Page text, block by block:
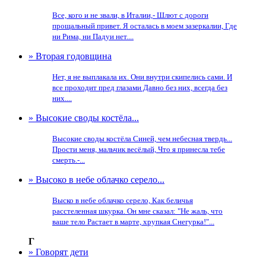
Все, кого и не звали, в Италии,- Шлют с дороги
прощальный привет. Я осталась в моем зазеркалии, Где
ни Рима, ни Падуи нет....
» Вторая годовщина
Нет, я не выплакала их. Они внутри скипелись сами. И
все проходит пред глазами Давно без них, всегда без
них....
» Высокие своды костёла...
Высокие своды костёла Синей, чем небесная твердь...
Прости меня, мальчик весёлый, Что я принесла тебе
смерть.-...
» Высоко в небе облачко серело...
Выско в небе облачко серело, Как беличья
расстеленная шкурка. Он мне сказал: "Не жаль, что
ваше тело Растает в марте, хрупкая Снегурка!"...
Г
» Говорят дети